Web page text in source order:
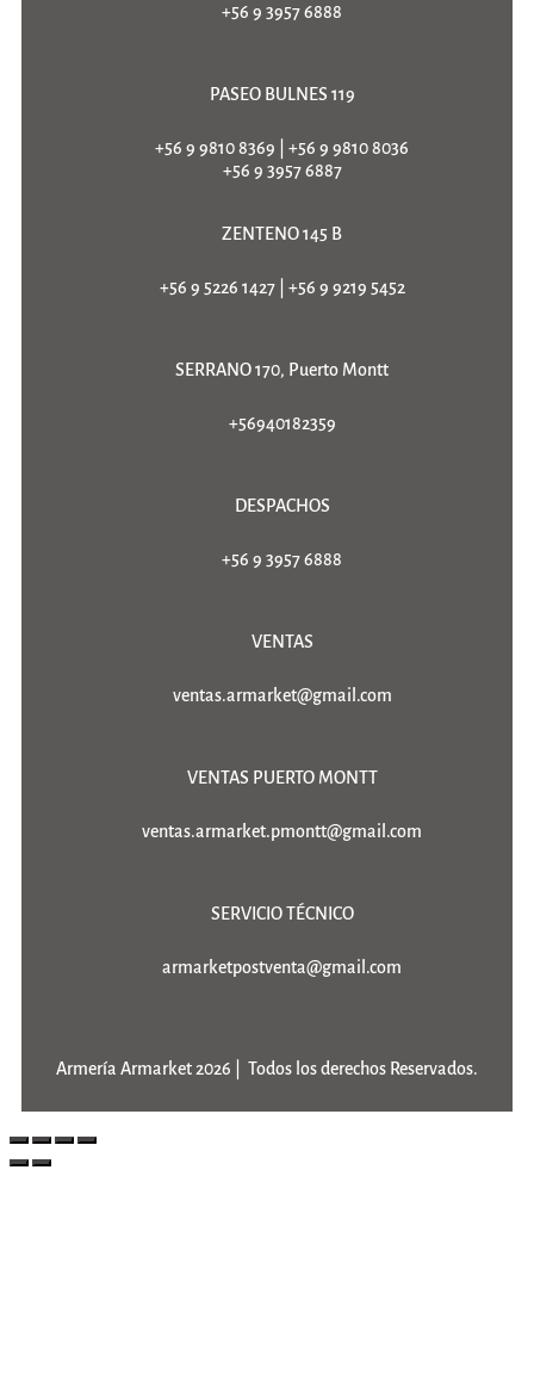
+56 9 3957 6888
PASEO BULNES 119
+56 9 9810 8369
+56 9 9810 8036
+56 9 3957 6887
ZENTENO 145 B
+56 9 5226 1427| +56 9 9219 5452
SERRANO 170, Puerto Montt
+56940182359
DESPACHOS
+56 9 3957 6888
VENTAS
ventas.armarket@gmail.com
VENTAS PUERTO MONTT
ventas.armarket.pmontt@gmail.com
SERVICIO TÉCNICO
armarketpostventa@gmail.com
Armería Armarket 2026 | Todos los derechos Reservados.